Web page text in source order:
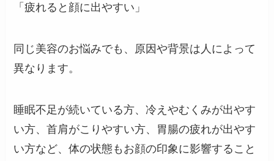
「疲れると顔に出やすい」
同じ美容のお悩みでも、原因や背景は人によって
異なります。
睡眠不足が続いている方、冷えやむくみが出やす
い方、首肩がこりやすい方、胃腸の疲れが出やす
い方など、体の状態もお顔の印象に影響すること